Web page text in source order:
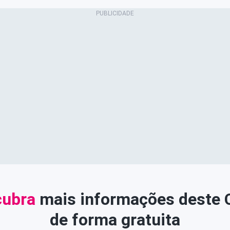
mais informações deste
de forma gratuita